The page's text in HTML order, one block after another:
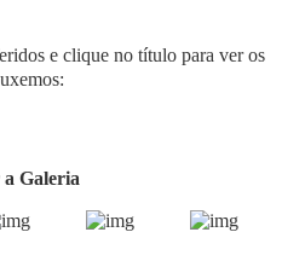
e clique no título para ver os
Galeria